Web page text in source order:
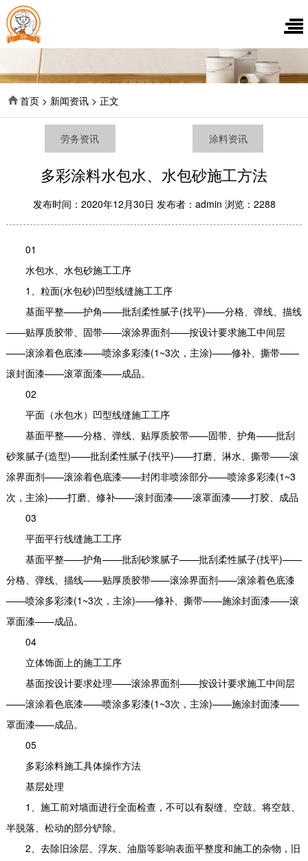
首页 > 新闻资讯 > 正文
劳务资讯 涂料资讯
多彩涂料水包水、水包砂施工方法
发布时间：2020年12月30日 发布者：admin 浏览：2288
01
水包水、水包砂施工工序
1、粒面(水包砂)凹型线缝施工工序
基面平整——护角——批刮柔性腻子(找平)——分格、弹线、描线
——贴厚质胶带、固带——滚涂界面剂——按设计要求施工中间层
——滚涂着色底漆——喷涂多彩漆(1~3次，主涂)——修补、撕带——
滚封面漆——滚罩面漆——成品。
02
平面（水包水）凹型线缝施工工序
基面平整——分格、弹线、贴厚质胶带——固带、护角——批刮
砂浆腻子(造型)——批刮柔性腻子(找平)——打磨、淋水、撕带——滚
涂界面剂——滚涂着色底漆——封闭非喷涂部分——喷涂多彩漆(1~3
次，主涂)——打磨、修补——滚封面漆——滚罩面漆——打胶、成品
03
平面平行线缝施工工序
基面平整——护角——批刮砂浆腻子——批刮柔性腻子(找平)——
分格、弹线、描线——贴厚质胶带——滚涂界面剂——滚涂着色底漆
——喷涂多彩漆(1~3次，主涂)——修补、撕带——施涂封面漆——滚
罩面漆——成品。
04
立体饰面上的施工工序
基面按设计要求处理——滚涂界面剂——按设计要求施工中间层
——滚涂着色底漆——喷涂多彩漆(1~3次，主涂)——施涂封面漆——
罩面漆——成品。
05
多彩涂料施工具体操作方法
基层处理
1、施工前对墙面进行全面检查，不可以有裂缝、空鼓。将空鼓、
半脱落、松动的部分铲除。
2、去除旧涂层、浮灰、油脂等影响表面平整度和施工的杂物，旧